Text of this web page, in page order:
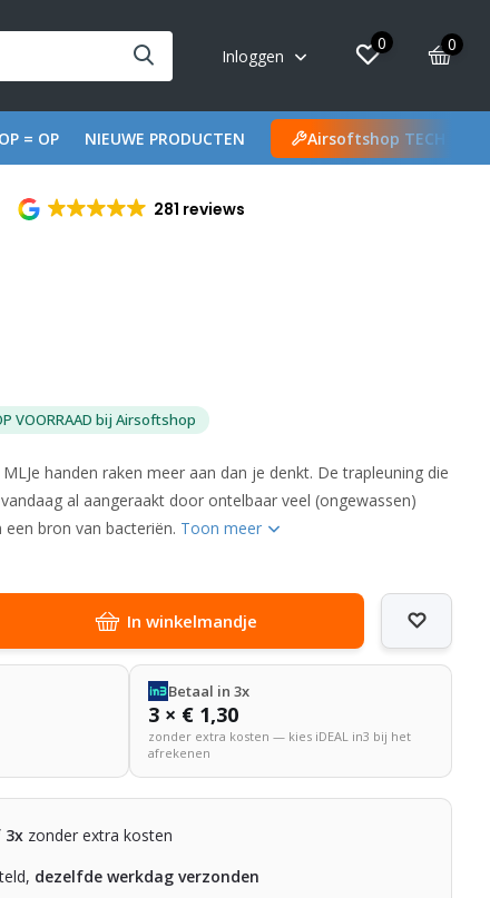
Inloggen
0 0
OP = OP NIEUWE PRODUCTEN Airsoftshop TECH
281 reviews
VOORRAAD bij Airsoftshop
MLJe handen raken meer aan dan je denkt. De trapleuning die
al aangeraakt door ontelbaar veel (ongewassen)
een bron van bacteriën. Toon meer
In winkelmandje
Betaal in 3x
3 × € 1,30
zonder extra kosten — kies iDEAL in3 bij het
afrekenen
3x zonder extra kosten
dezelfde werkdag verzonden